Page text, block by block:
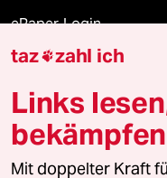
ePaper Login
Downloads für
© 2026 taz Verlags und
Alle Rechte vorbehalten. Bei
taz zahl ich
Links
bekämpfen
Mit doppelter Kraft